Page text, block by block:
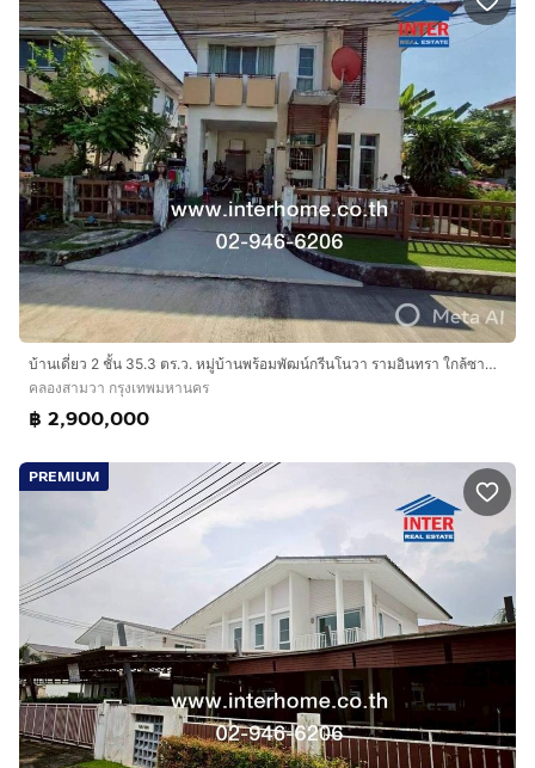
บ้านเดี่ยว 2 ชั้น 35.3 ตร.ว. หมู่บ้านพร้อมพัฒน์กรีนโนวา รามอินทรา ใกล้ซาฟารีเวิลด์ ซอยหทัยราษฏร์39 ถนนปัญญาอินทรา ถนนเลียบคลองสอง
คลองสามวา กรุงเทพมหานคร
฿ 2,900,000
PREMIUM